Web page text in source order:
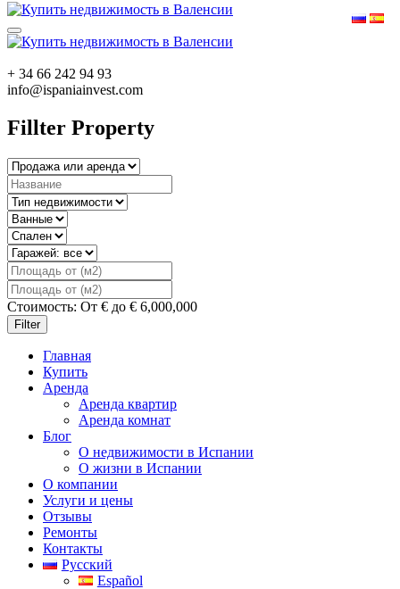
+ 34 66 242 94 93
info@ispaniainvest.com
Fillter Property
Стоимость: От € до € 6,000,000
Filter
Главная
Купить
Аренда
Аренда квартир
Аренда комнат
Блог
О недвижимости в Испании
О жизни в Испании
О компании
Услуги и цены
Отзывы
Ремонты
Контакты
Русский
Español